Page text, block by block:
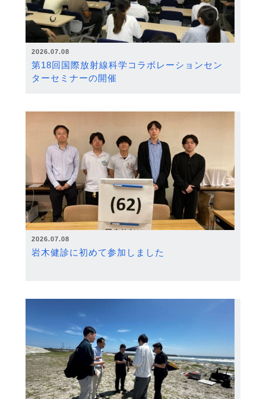
2026.07.08
第18回国際放射線科学コラボレーションセン
ターセミナーの開催
2026.07.08
岩木健診に初めて参加しました